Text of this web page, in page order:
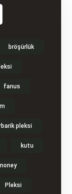
bröşürlük
fanus
pleksi
kutu
Pleksi